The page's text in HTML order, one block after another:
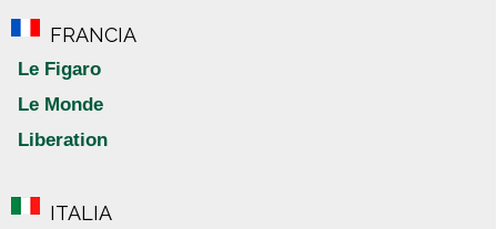
FRANCIA
Le Figaro
Le Monde
Liberation
ITALIA